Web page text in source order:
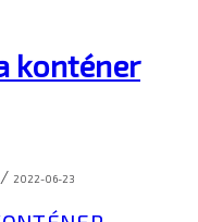
konténer
/ 2022-06-23